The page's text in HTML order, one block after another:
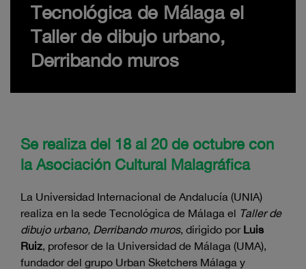
Tecnológica de Málaga el
Taller de dibujo urbano,
Derribando muros
Se realiza del 18 al 20 de octubre con
la Asociación Cultural Malagráfica
La Universidad Internacional de Andalucía (UNIA)
realiza en la sede Tecnológica de Málaga el Taller de
dibujo urbano, Derribando muros, dirigido por Luis
Ruiz, profesor de la Universidad de Málaga (UMA),
fundador del grupo Urban Sketchers Málaga y